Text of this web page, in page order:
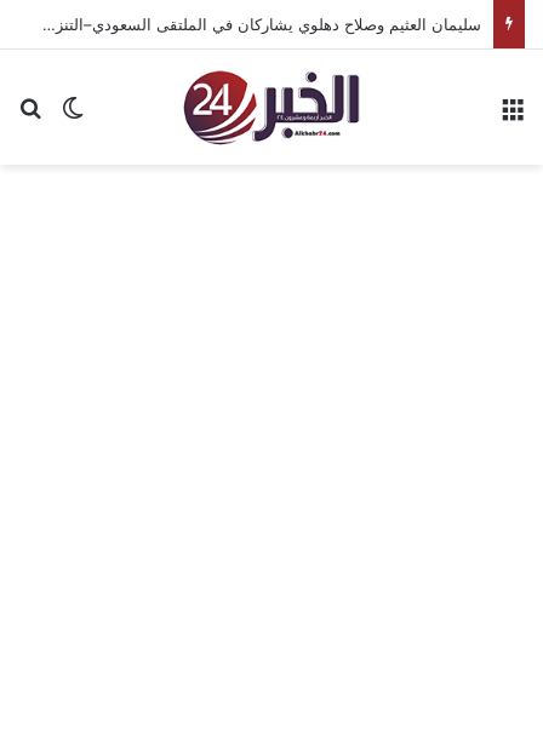
سليمان العثيم وصلاح دهلوي يشاركان في الملتقى السعودي–التنزاني للأعمال لتعزيز فرص الاستثمار والتعدين
الوضع